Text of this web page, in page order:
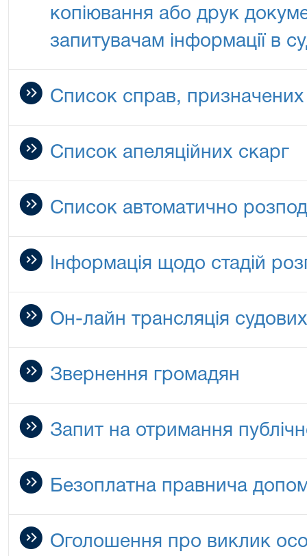
копіювання або друк
запитувачам інформації в
Список справ, призначених
Список апеляційних скарг
Список автоматично
Інформація щодо стадій
Он-лайн трансляція
Звернення громадян
Запит на отримання
Безоплатна правнича
Оголошення про виклик